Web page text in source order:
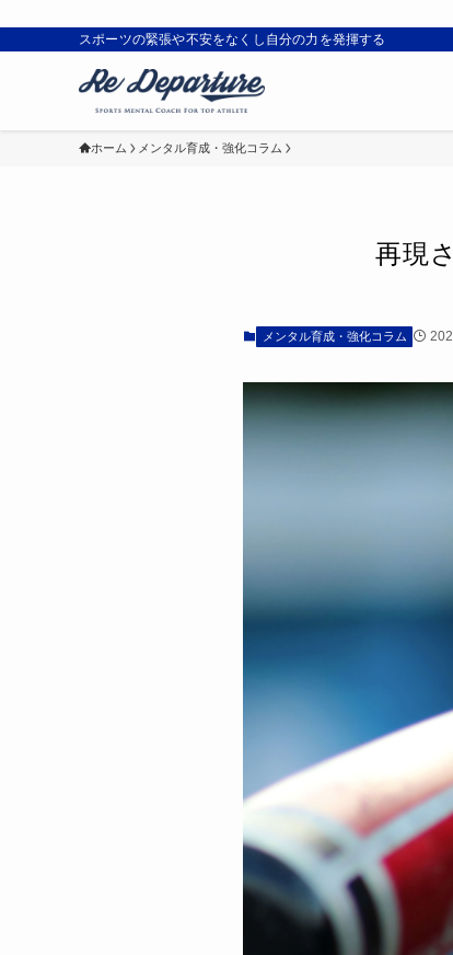
スポーツの緊張や不安をなくし自分の力を発揮する
ホーム メンタル育成・強化コラム
再現
メンタル育成・強化コラム